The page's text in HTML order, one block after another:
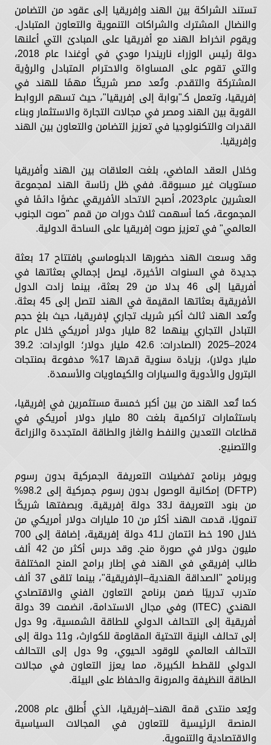
تستند الشراكة بين الهند وإفريقيا إلى عقود من التضامن
والنضال المشترك والشراكات التنموية والتعاون المتبادل.
ويقوم انخراط الهند مع أفريقيا على المبادئ التي أعلنها
دولة رئيس الوزراء ناريندرا مودي في أوغندا عام 2018،
والتي تقوم على المساواة والاحترام المتبادل والرؤية
المشتركة والتقدم. وتُعد مصر شريكًا مهمًا للهند في
إفريقيا، وتعمل كـ"بوابة إلى إفريقيا"، حيث تسهم الروابط
القوية بين الهند ومصر في مجالات التجارة والاستثمار وبناء
القدرات والتكنولوجيا في تعزيز التضامن والتعاون بين الهند
وإفريقيا.
وخلال العقد الماضي، بلغت العلاقات بين الهند وأفريقيا
مستويات غير مسبوقة. ففي ظل رئاسة الهند لمجموعة
العشرين عام2023، أصبح الاتحاد الأفريقي عضوًا دائمًا في
المجموعة، كما أسهمت ثلاث دورات من قمم "صوت الجنوب
العالمي" في تعزيز صوت إفريقيا على الساحة الدولية.
وقد وسعت الهند حضورها الدبلوماسي بافتتاح 17 بعثة
جديدة في السنوات الأخيرة، ليصل إجمالي بعثاتها في
أفريقيا إلى 46 بدلا من 29 بعثة، بينما زادت الدول
الأفريقية بعثاتها المقيمة في الهند لتصل إلى 45 بعثة.
وتُعد الهند ثالث أكبر شريك تجاري لإفريقيا، حيث بلغ حجم
التبادل التجاري بينهما 82 مليار دولار أمريكي خلال عام
2024–2025 (الصادرات: 42.6 مليار دولار؛ الواردات: 39.2
مليار دولار)، بزيادة سنوية قدرها 17% مدفوعة بمنتجات
البترول والأدوية والسيارات والكيماويات والأسمدة.
كما تُعد الهند من بين أكبر خمسة مستثمرين في إفريقيا،
باستثمارات تراكمية بلغت 80 مليار دولار أمريكي في
قطاعات التعدين والنفط والغاز والطاقة المتجددة والزراعة
والتصنيع.
ويوفر برنامج تفضيلات التعريفة الجمركية بدون رسوم
(DFTP) إمكانية الوصول بدون رسوم جمركية إلى 98.2%
من بنود التعريفة لـ33 دولة إفريقية. وبصفتها شريكًا
تنمويًا، قدمت الهند أكثر من 10 مليارات دولار أمريكي من
خلال 190 خط ائتمان لـ41 دولة إفريقية، إضافة إلى 700
مليون دولار في صورة منح. وقد درس أكثر من 42 ألف
طالب إفريقي في الهند في إطار برامج المنح المختلفة
وبرنامج "الصداقة الهندية–الإفريقية"، بينما تلقى 37 ألف
متدرب تدريبًا ضمن برنامج التعاون الفني والاقتصادي
الهندي (ITEC) وفي مجال الاستدامة، انضمت 39 دولة
أفريقية إلى التحالف الدولي للطاقة الشمسية، و9 دول
إلى تحالف البنية التحتية المقاومة للكوارث، و11 دولة إلى
التحالف العالمي للوقود الحيوي، و9 دول إلى التحالف
الدولي للقطط الكبيرة، مما يعزز التعاون في مجالات
الطاقة النظيفة والمرونة والحفاظ على البيئة.
ويُعد منتدى قمة الهند–إفريقيا، الذي أُطلق عام 2008،
المنصة الرئيسية للتعاون في المجالات السياسية
والاقتصادية والتنموية.